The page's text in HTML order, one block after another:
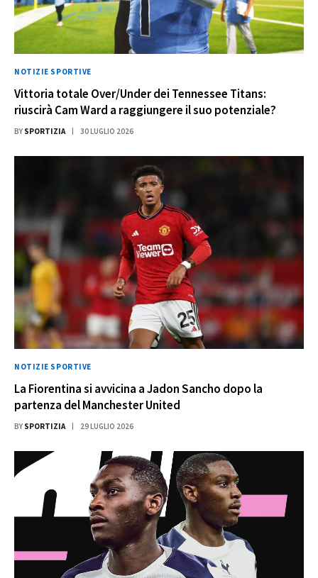
NOTIZIE SPORTIVE
Vittoria totale Over/Under dei Tennessee Titans:
riuscirà Cam Ward a raggiungere il suo potenziale?
BY SPORTIZIA 30 LUGLIO 2026
NOTIZIE SPORTIVE
La Fiorentina si avvicina a Jadon Sancho dopo la
partenza del Manchester United
BY SPORTIZIA 29 LUGLIO 2026